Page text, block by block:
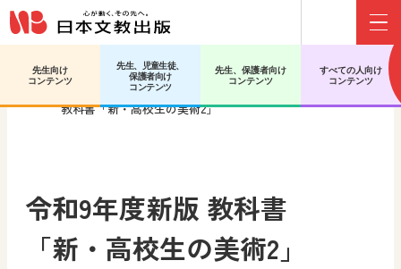
先生向け
コンテンツ
先生、児童生徒、
保護者向け
コンテンツ
先生、保護者向け
コンテンツ
すべての人向け
コンテンツ
日文HOME 高等学校 美術／工芸
令和9年度新版
教科書「新・高校生の美術2」
令和9年度新版 教科書
「新・高校生の美術2」